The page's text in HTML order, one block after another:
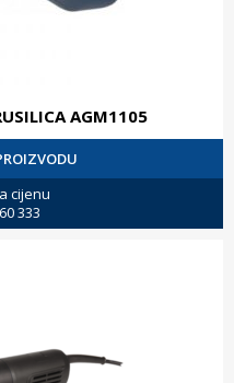
AGM1105
cijenu
333